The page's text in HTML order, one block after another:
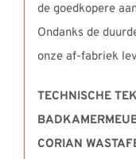
de goedkopere
Ondanks de
onze af-fabriek
TECHNISCHE
CORIAN